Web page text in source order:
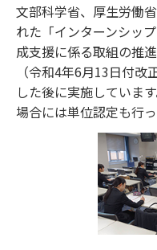
文部科学省、厚生労働
れた「インターンシッ
成支援に係る取組の推
（令和4年6月13日付
した後に実施していま
場合には単位認定も行っ